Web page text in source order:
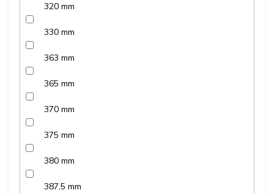
320 mm
330 mm
363 mm
365 mm
370 mm
375 mm
380 mm
387,5 mm